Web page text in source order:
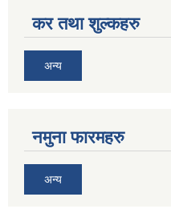
कर तथा शुल्कहरु
अन्य
नमुना फारमहरु
अन्य